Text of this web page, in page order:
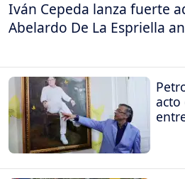
Iván Cepeda lanza fuerte
Abelardo De La Espriella
acto